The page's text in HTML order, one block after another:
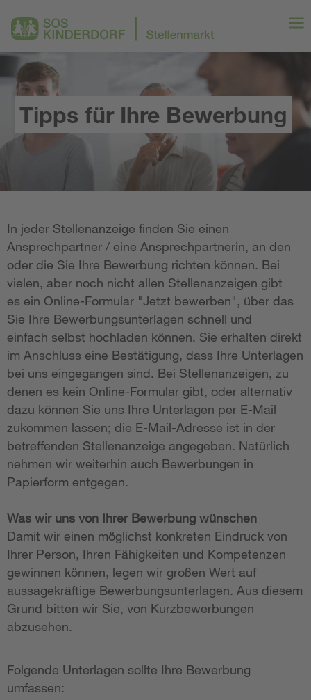
Tipps für Ihre Bewerbung
In jeder Stellenanzeige finden Sie einen
Ansprechpartner / eine Ansprechpartnerin, an den
oder die Sie Ihre Bewerbung richten können. Bei
vielen, aber noch nicht allen Stellenanzeigen gibt
es ein Online-Formular "Jetzt bewerben", über das
Sie Ihre Bewerbungsunterlagen schnell und
einfach selbst hochladen können. Sie erhalten direkt
im Anschluss eine Bestätigung, dass Ihre Unterlagen
bei uns eingegangen sind. Bei Stellenanzeigen, zu
denen es kein Online-Formular gibt, oder alternativ
dazu können Sie uns Ihre Unterlagen per E-Mail
zukommen lassen; die E-Mail-Adresse ist in der
betreffenden Stellenanzeige angegeben. Natürlich
nehmen wir weiterhin auch Bewerbungen in
Papierform entgegen.
Was wir uns von Ihrer Bewerbung wünschen
Damit wir einen möglichst konkreten Eindruck von
Ihrer Person, Ihren Fähigkeiten und Kompetenzen
gewinnen können, legen wir großen Wert auf
aussagekräftige Bewerbungsunterlagen. Aus diesem
Grund bitten wir Sie, von Kurzbewerbungen
abzusehen.
Folgende Unterlagen sollte Ihre Bewerbung
umfassen: